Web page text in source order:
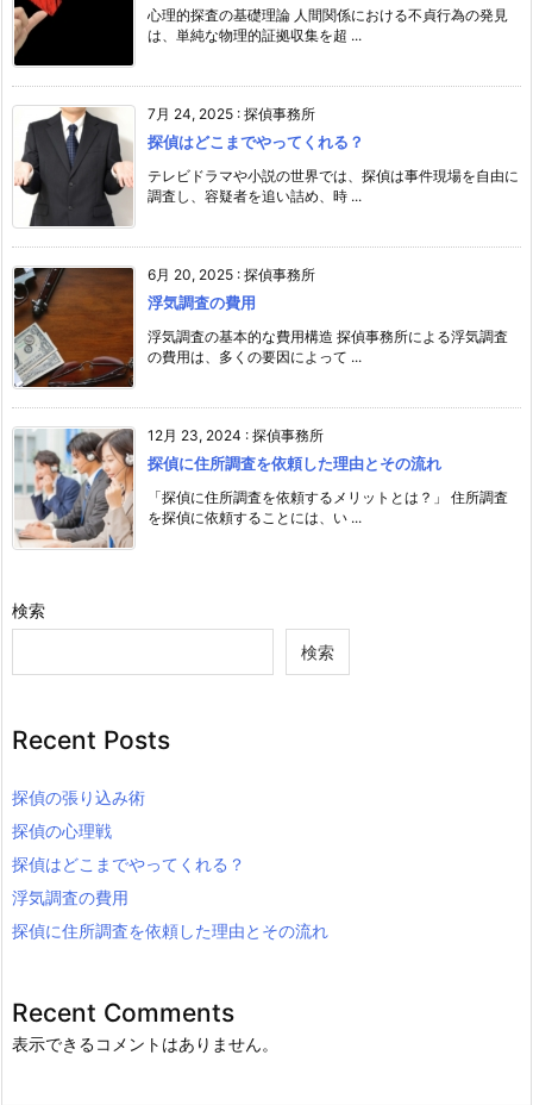
心理的探査の基礎理論 人間関係における不貞行為の発見
は、単純な物理的証拠収集を超 ...
7月 24, 2025 : 探偵事務所
探偵はどこまでやってくれる？
テレビドラマや小説の世界では、探偵は事件現場を自由に
調査し、容疑者を追い詰め、時 ...
6月 20, 2025 : 探偵事務所
浮気調査の費用
浮気調査の基本的な費用構造 探偵事務所による浮気調査
の費用は、多くの要因によって ...
12月 23, 2024 : 探偵事務所
探偵に住所調査を依頼した理由とその流れ
「探偵に住所調査を依頼するメリットとは？」 住所調査
を探偵に依頼することには、い ...
検索
検索
Recent Posts
探偵の張り込み術
探偵の心理戦
探偵はどこまでやってくれる？
浮気調査の費用
探偵に住所調査を依頼した理由とその流れ
Recent Comments
表示できるコメントはありません。